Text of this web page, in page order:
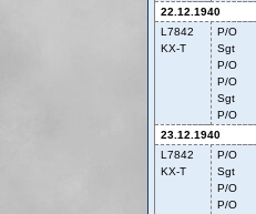
22.12.1940
L7842
KX-T
P/O
Sgt
P/O
P/O
Sgt
P/O
23.12.1940
L7842
KX-T
P/O
Sgt
P/O
P/O